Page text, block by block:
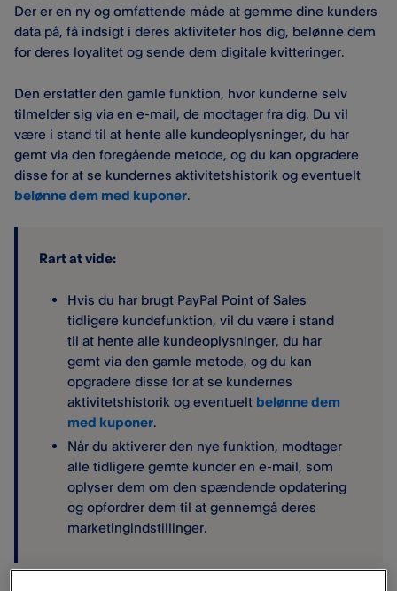
Der er en ny og omfattende måde at gemme dine kunders
data på, få indsigt i deres aktiviteter hos dig, belønne dem
for deres loyalitet og sende dem digitale kvitteringer.
Den erstatter den gamle funktion, hvor kunderne selv
tilmelder sig via en e-mail, de modtager fra dig. Du vil
være i stand til at hente alle kundeoplysninger, du har
gemt via den foregående metode, og du kan opgradere
disse for at se kundernes aktivitetshistorik og eventuelt
belønne dem med kuponer.
Rart at vide:
Hvis du har brugt PayPal Point of Sales
tidligere kundefunktion, vil du være i stand
til at hente alle kundeoplysninger, du har
gemt via den gamle metode, og du kan
opgradere disse for at se kundernes
aktivitetshistorik og eventuelt belønne dem
med kuponer.
Når du aktiverer den nye funktion, modtager
alle tidligere gemte kunder en e-mail, som
oplyser dem om den spændende opdatering
og opfordrer dem til at gennemgå deres
marketingindstillinger.